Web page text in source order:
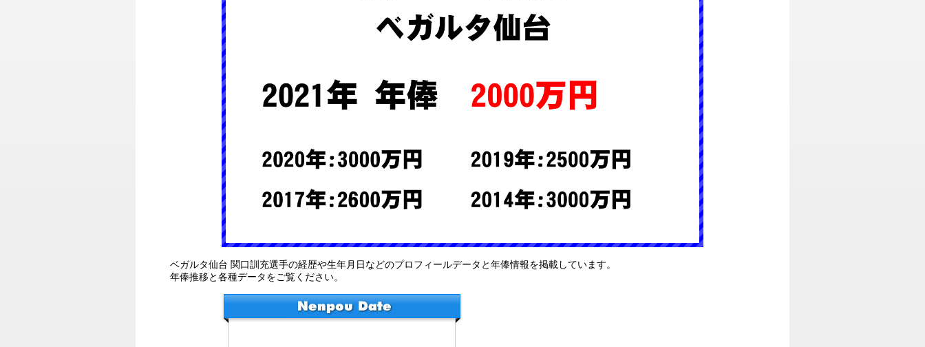
ベガルタ仙台 関口訓充選手の経歴や生年月日などのプロフィールデータと年俸情報を掲載しています。
年俸推移と各種データをご覧ください。